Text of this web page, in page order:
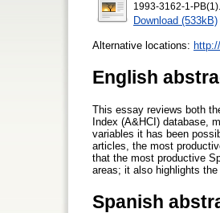
1993-3162-1-
Download (533kB)
Alternative locations:
English
This essay reviews both
Index (A&HCI) database,
variables it has been
articles, the most
that the most productive
areas; it also highlights
Spanish